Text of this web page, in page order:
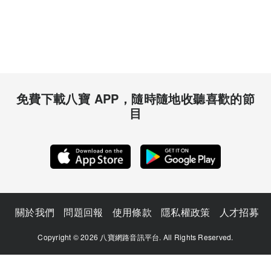
免費下載八寶 APP，隨時隨地收聽喜歡的節
目
關於我們 問題回報 使用條款 隱私權政策 人才招募
Copyright © 2026 八寶網路音訊平台. All Rights Reserved.